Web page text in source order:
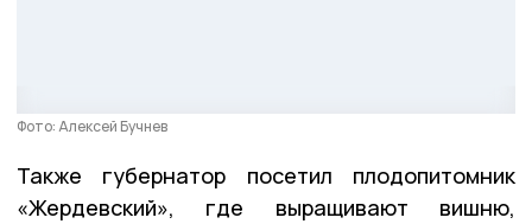
Фото: Алексей Бучнев
Также губернатор посетил плодопитомник
«Жердевский», где выращивают вишню,